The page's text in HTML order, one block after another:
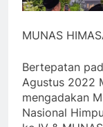
MUNAS
Bertepatan
Agustus 2022
mengadakan
Nasional